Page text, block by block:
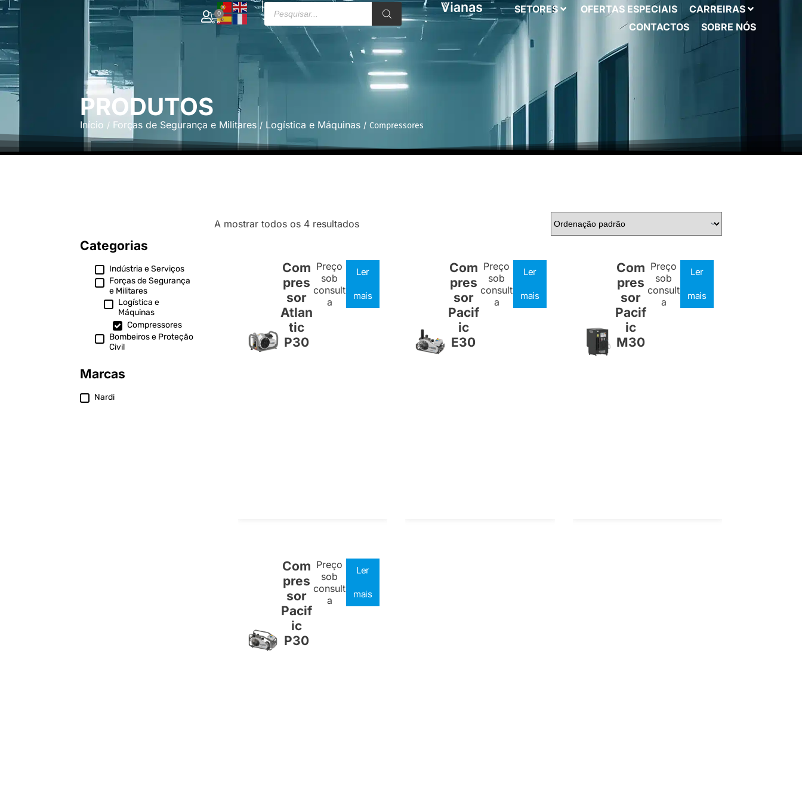
0
| SETORES OFERTAS ESPECIAIS
CARREIRAS
CONTACTOS
SOBRE NÓS
PRODUTOS
Início / Forças de Segurança e Militares / Logística e Máquinas / Compressores
Categorias
Indústria e Serviços
Forças de Segurança
e Militares
Logística e
Máquinas
Compressores
Bombeiros e Proteção
Civil
Marcas
Nardi
A mostrar todos os 4 resultados
Com
pres
sor
Atlan
tic
P30
Preço
sob
consult
a
Ler
mais
Com
pres
sor
Pacif
ic
E30
Preço
sob
consult
a
Ler
mais
Com
pres
sor
Pacif
ic
M30
Preço
sob
consult
a
Ler
mais
Com
pres
sor
Pacif
ic
P30
Preço
sob
consult
a
Ler
mais